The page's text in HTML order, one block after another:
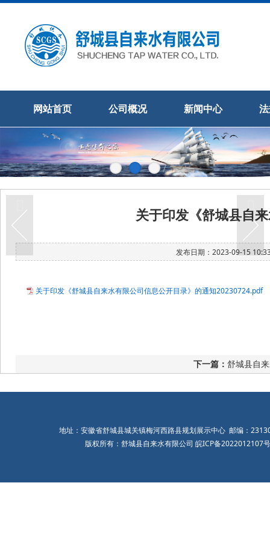
网站首页 公司概况 新闻中心
关于印发《舒城县自
发布日期：2023-09-15
关于印发《舒城县自来水有限公司信息公开目录》的通知20230724.pdf
下一篇： 舒城县自
地址：安徽省舒城县城关镇梅河西路县规划展示中心 邮编：
版权所有：舒城县自来水有限公司 皖ICP备2022012107号